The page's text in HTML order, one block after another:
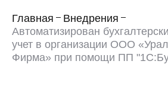
Главная
Внедрения
Автоматизирован
учет в организации ООО
Фирма» при помощи ПП